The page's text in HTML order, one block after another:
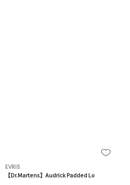
EVRIS
【Dr.Martens】Audrick Padded Lo